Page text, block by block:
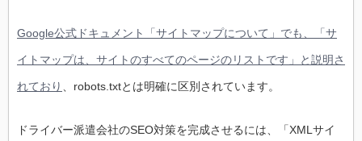
Google公式ドキュメント「サイトマップについて」でも、「サ
イトマップは、サイトのすべてのページのリストです」と説明さ
れており 、robots.txtとは明確に区別されています。
ドライバー派遣会社のSEO対策を完成させるには、「XMLサイ